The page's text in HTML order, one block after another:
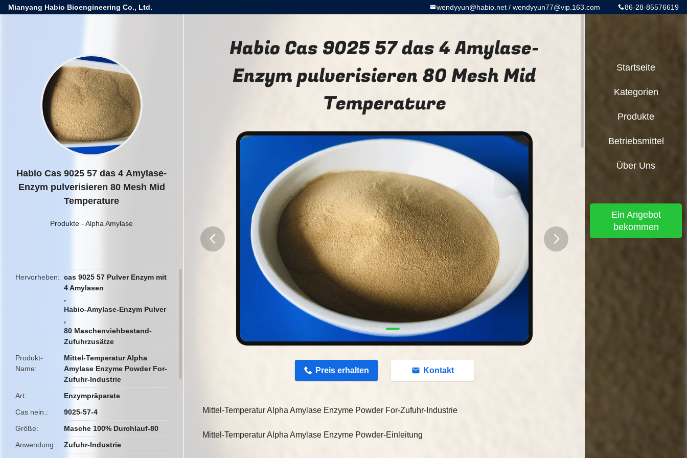
Mianyang Habio Bioengineering Co., Ltd. 86-28-85576619
wendyyun@habio.net / wendyyun77@vip.163.com
Habio Cas 9025 57 das 4 Amylase-
Enzym pulverisieren 80 Mesh Mid
Temperature
Produkte - Alpha Amylase
Hervorheben
cas 9025 57 Pulver Enzym mit
4 Amylasen
,
Habio-Amylase-Enzym Pulver
,
80 Maschenviehbestand-
Zufuhrzusätze
Produkt-
Name
Mittel-Temperatur Alpha
Amylase Enzyme Powder For-
Zufuhr-Industrie
Art
Enzympräparate
Cas nein.
9025-57-4
Größe
Masche 100% Durchlauf-80
Anwendung
Zufuhr-Industrie
Habio Cas 9025 57 das 4 Amylase-
Enzym pulverisieren 80 Mesh Mid
Temperature
Preis erhalten Kontakt
Mittel-Temperatur Alpha Amylase Enzyme Powder For-Zufuhr-Industrie
Mittel-Temperatur Alpha Amylase Enzyme Powder-Einleitung
Startseite
Kategorien
Produkte
Betriebsmittel
Über Uns
Ein Angebot
bekommen